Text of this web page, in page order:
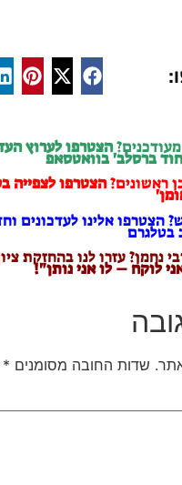
הצטרפו לערוץ
ברסלב' בוואטסאפ
ראשונים?הצטרפו לצפייה
הצטרפו אלינו לעדכונים
בטלגרם
נחמן? עזרו לנו בהחזקת
לוקח – לו אני נותן"!
שדות החובה מסומנים *